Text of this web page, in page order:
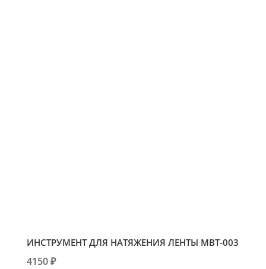
ИНСТРУМЕНТ ДЛЯ НАТЯЖЕНИЯ ЛЕНТЫ МВТ-003
4150 ₽